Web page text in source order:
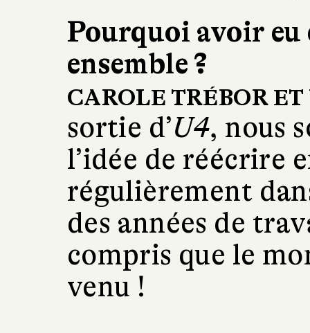
Pourquoi avoir
ensemble ?
CAROLE TRÉBOR
sortie d’U4, nous
l’idée de réécrire
régulièrement
des années de
compris que le
venu !